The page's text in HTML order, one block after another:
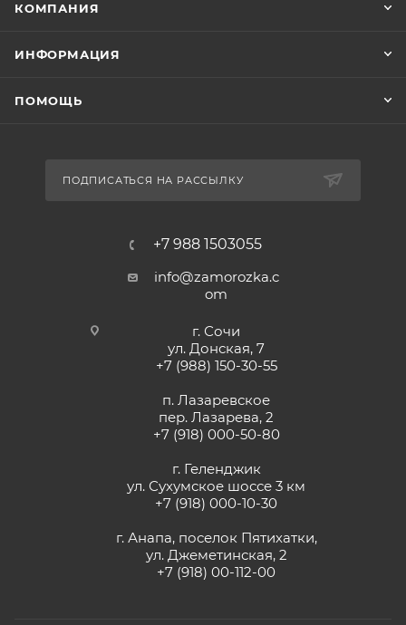
КОМПАНИЯ
ИНФОРМАЦИЯ
ПОМОЩЬ
ПОДПИСАТЬСЯ НА РАССЫЛКУ
+7 988 1503055
info@zamorozka.c
om
г. Сочи
ул. Донская, 7
+7 (988) 150-30-55
п. Лазаревское
пер. Лазарева, 2
+7 (918) 000-50-80
г. Геленджик
ул. Сухумское шоссе 3 км
+7 (918) 000-10-30
г. Анапа, поселок Пятихатки,
ул. Джеметинская, 2
+7 (918) 00-112-00